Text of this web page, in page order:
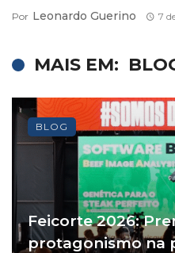
Por Leonardo Guerino 7
MAIS EM:
Feicorte 2026:
protagonismo na
BLOG